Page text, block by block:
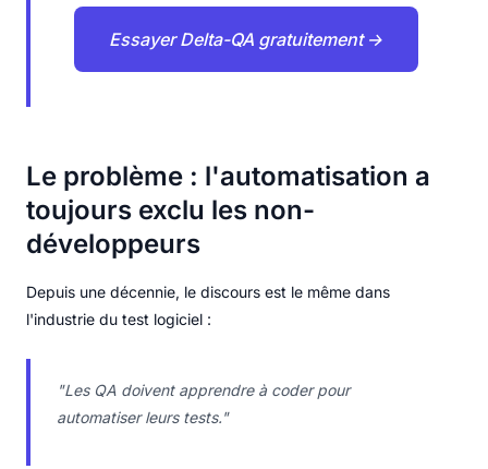
Essayer Delta-QA gratuitement →
Le problème : l'automatisation a
toujours exclu les non-
développeurs
Depuis une décennie, le discours est le même dans
l'industrie du test logiciel :
"Les QA doivent apprendre à coder pour
automatiser leurs tests."